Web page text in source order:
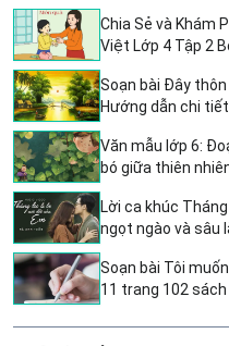
Chia Sẻ và Khám
Việt Lớp 4 Tập 2
Soạn bài Đây thôn
Hướng dẫn chi
Văn mẫu lớp 6:
bó giữa thiên
Lời ca khúc
ngọt ngào và sâu
Soạn bài Tôi
11 trang 102